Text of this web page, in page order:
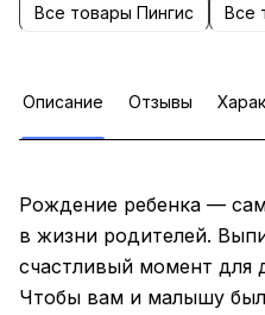
Все товары Пингис Все
Описание Отзывы
Рождение ребенка —
в жизни родителей.
счастливый момент для
Чтобы вам и малышу